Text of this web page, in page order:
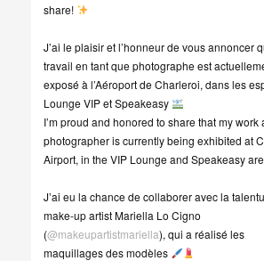
share!
J’ai le plaisir et l’honneur de vous annoncer
travail en tant que photographe est
exposé à l’Aéroport de Charleroi, dans les
Lounge VIP et Speakeasy
I’m proud and honored to share that my work
photographer is currently being exhibited at
Airport, in the VIP Lounge and Speakeasy
J’ai eu la chance de collaborer avec la
make-up artist Mariella Lo Cigno
(@makeupartistmariella), qui a réalisé les
maquillages des modèles